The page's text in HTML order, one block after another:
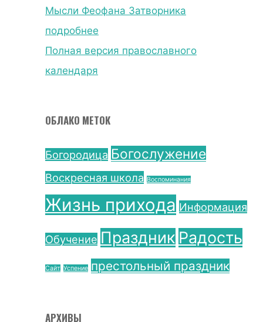
Мысли Феофана Затворника
подробнее
Полная версия православного
календаря
ОБЛАКО МЕТОК
Богородица Богослужение
Воскресная школа Воспоминания
Жизнь прихода Информация
Обучение Праздник Радость
Сайт Успение престольный праздник
АРХИВЫ